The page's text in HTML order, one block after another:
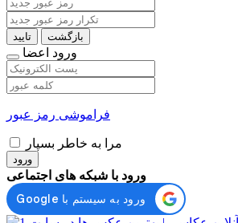
تایید بازگشت
ورود اعضا
فراموشی رمز عبور
مرا به خاطر بسپار
ورود
ورود با شبکه های اجتماعی